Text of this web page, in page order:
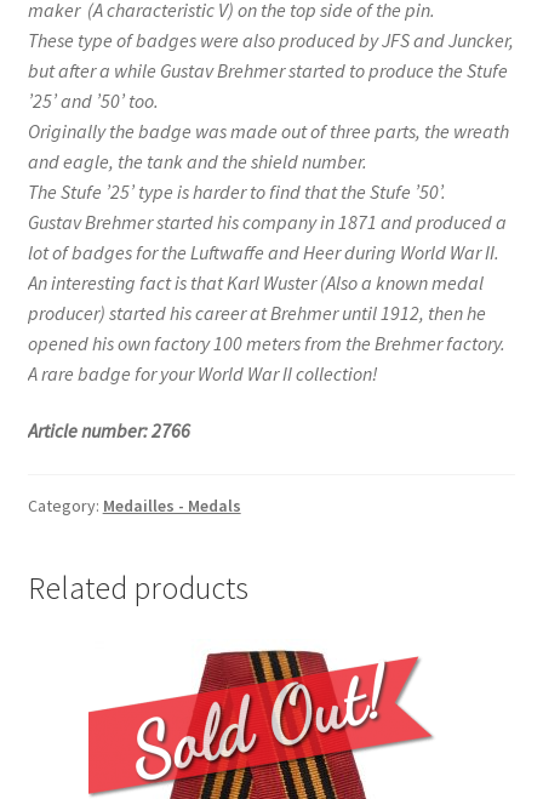
maker (A characteristic V) on the top side of the pin.
These type of badges were also produced by JFS and Juncker,
but after a while Gustav Brehmer started to produce the Stufe
’25’ and ’50’ too.
Originally the badge was made out of three parts, the wreath
and eagle, the tank and the shield number.
The Stufe ’25’ type is harder to find that the Stufe ’50’.
Gustav Brehmer started his company in 1871 and produced a
lot of badges for the Luftwaffe and Heer during World War II.
An interesting fact is that Karl Wuster (Also a known medal
producer) started his career at Brehmer until 1912, then he
opened his own factory 100 meters from the Brehmer factory.
A rare badge for your World War II collection!
Article number: 2766
Category: Medailles - Medals
Related products